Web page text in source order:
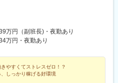
則禁煙（屋外喫煙スペース有）
万円（副班長)・夜勤あり
万円・夜勤あり
きやすくてストレスゼロ！？
、しっかり稼げる好環境